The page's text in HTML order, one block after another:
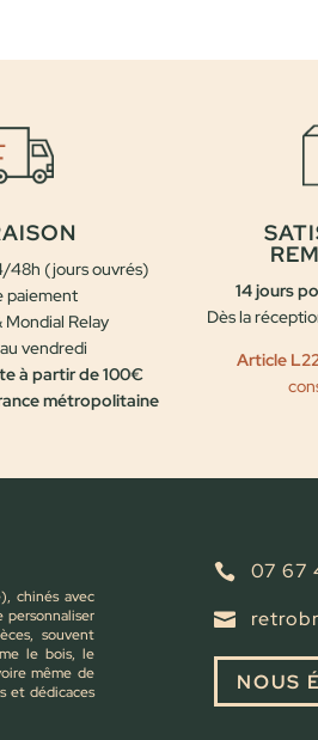
48h (jours ouvrés)
paiement
Mondial Relay
vendredi
à partir de 100€
métropolitaine
14 jours
Dès la
Article
chinés avec
personnaliser
souvent
le bois, le
même de
et dédicaces
 07 67

NOUS